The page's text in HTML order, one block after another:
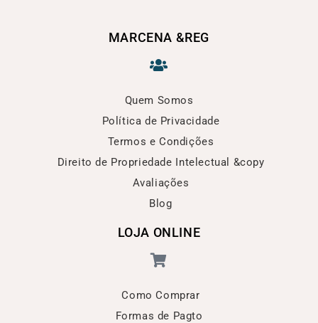
MARCENA &REG
Quem Somos
Política de Privacidade
Termos e Condições
Direito de Propriedade Intelectual &copy
Avaliações
Blog
LOJA ONLINE
Como Comprar
Formas de Pagto